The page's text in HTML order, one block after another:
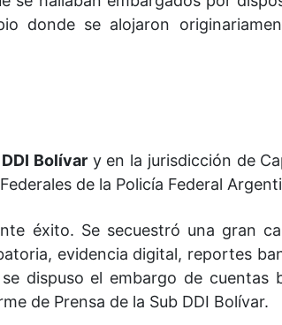
donde se alojaron
Bolívary en la jurisdicción de
de la Policía Federal
éxito. Se secuestró una gran
evidencia digital, reportes
dispuso el embargo de cuentas
de Prensa de la Sub DDI Bolívar.